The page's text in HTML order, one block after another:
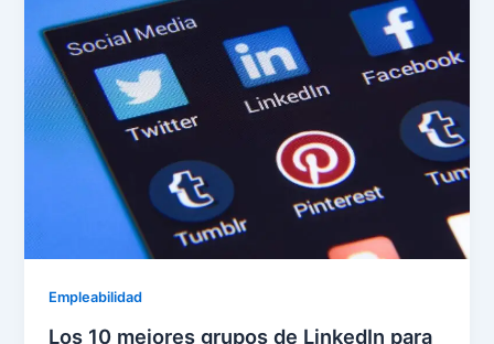
Empleabilidad
Los 10 mejores grupos de LinkedIn para